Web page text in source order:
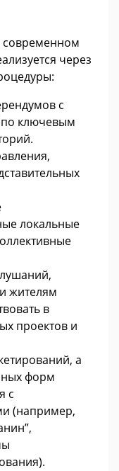
современном
через
с
ключевым
локальные
жителям
в
проектов и
а
форм
с
(например,